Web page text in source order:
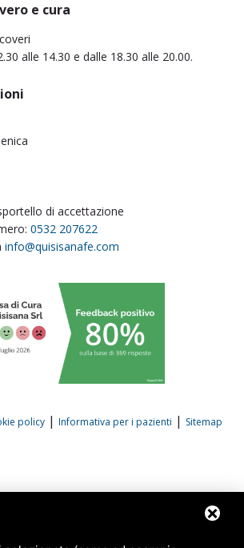
e cura
alle 14.30 e dalle 18.30 alle 20.00.
di accettazione
0532 207622
info@quisisanafe.com
policy| Informativa per i pazienti | Sitemap